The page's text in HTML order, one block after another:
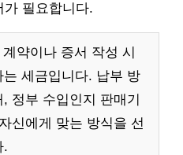
가 필요합니다.
약이나 증서 작성 시
세금입니다. 납부 방
정부 수입인지 판매기
신에게 맞는 방식을 선
.